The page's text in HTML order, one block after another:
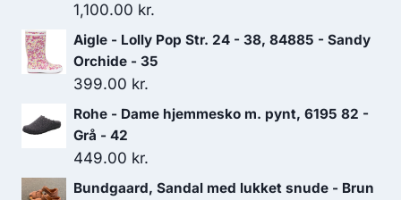
1,100.00 kr.
Aigle - Lolly Pop Str. 24 - 38, 84885 - Sandy
Orchide - 35
399.00 kr.
Rohe - Dame hjemmesko m. pynt, 6195 82 -
Grå - 42
449.00 kr.
Bundgaard, Sandal med lukket snude - Brun